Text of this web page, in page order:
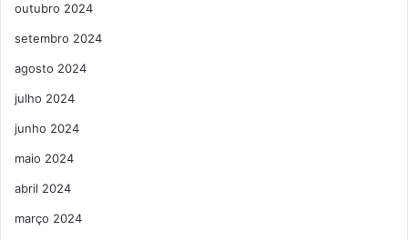
outubro 2024
setembro 2024
agosto 2024
julho 2024
junho 2024
maio 2024
abril 2024
março 2024